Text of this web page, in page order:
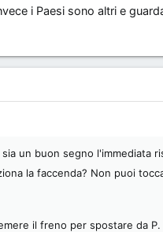
i Paesi sono altri e
un buon segno l'immediata
la faccenda? Non puoi
il freno per spostare da P.